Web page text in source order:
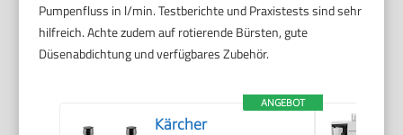
Pumpenfluss in l/min. Testberichte und Praxistests sind sehr
hilfreich. Achte zudem auf rotierende Bürsten, gute
Düsenabdichtung und verfügbares Zubehör.
ANGEBOT
Kärcher